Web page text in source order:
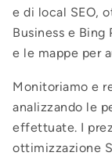
e di local SEO,
Business e Bing
e le mappe per
Monitoriamo e
analizzando le
effettuate. I
ottimizzazione